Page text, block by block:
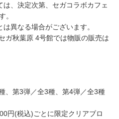
、決定次第、セガコラボカフェ
。
異なる場合がございます。
ガ秋葉原 4号館では物販の販売は
、第3弾／全3種、第4弾／全3種
円(税込)ごとに限定クリアブロ